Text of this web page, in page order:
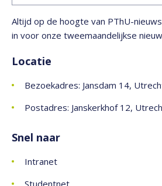
Altijd op de hoogte van PThU-
in voor onze tweemaandelijkse
Locatie
Bezoekadres: Jansdam 14,
Postadres: Janskerkhof 12,
Snel naar
Intranet